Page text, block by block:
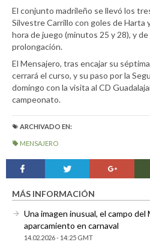
El conjunto madrileño se llevó los
Silvestre Carrillo con goles de Harta
hora de juego (minutos 25 y 28), y
prolongación.
El Mensajero, tras encajar su
cerrará el curso, y su paso por la
domingo con la visita al CD
campeonato.
ARCHIVADO EN:
MENSAJERO
MÁS INFORMACIÓN
Una imagen inusual, el campo
aparcamiento en carnaval
14.02.2026 - 14:25 GMT